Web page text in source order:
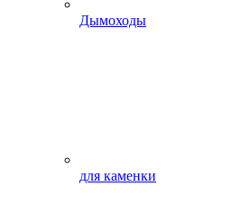
Дымоходы
для каменки